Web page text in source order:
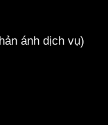
ánh dịch vụ)